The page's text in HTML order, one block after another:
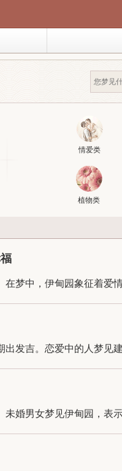
情爱类
植物类
梦中，伊甸园象征着爱
出发吉。恋爱中的人梦见
婚男女梦见伊甸园，表